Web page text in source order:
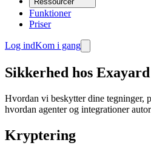
Funktioner
Priser
Log indKom i gang
Sikkerhed hos Exayard
Hvordan vi beskytter dine tegninger,
hvordan agenter og integrationer
Kryptering